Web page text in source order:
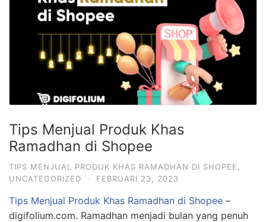
Tips Menjual Produk Khas
Ramadhan di Shopee
TIPS MENJUAL PRODUK KHAS RAMADHAN DI SHOPEE
UNCATEGORIZED
· FEBRUARI 23, 2023
Tips Menjual Produk Khas Ramadhan di Shopee –
digifolium.com. Ramadhan menjadi bulan yang penuh